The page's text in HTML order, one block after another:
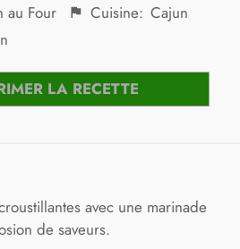
au Four Cuisine: Cajun
LA RECETTE
avec une marinade
de saveurs.